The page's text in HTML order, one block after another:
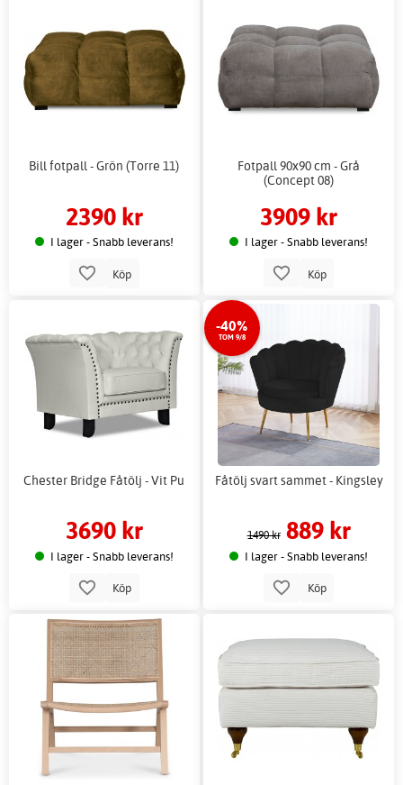
Bill fotpall - Grön (Torre 11)
2390 kr
I lager - Snabb leverans!
Köp
Fotpall 90x90 cm - Grå
(Concept 08)
3909 kr
I lager - Snabb leverans!
Köp
Chester Bridge Fåtölj - Vit Pu
3690 kr
I lager - Snabb leverans!
Köp
-40%
TOM 9/8
Fåtölj svart sammet - Kingsley
1490 kr 889 kr
I lager - Snabb leverans!
Köp